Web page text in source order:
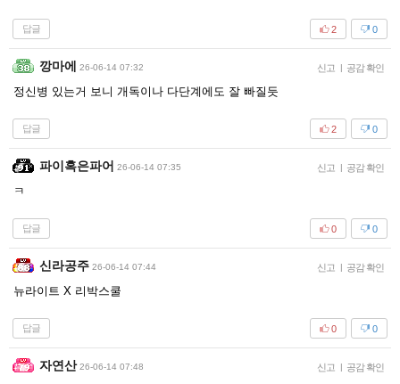
답글 0
2
깡마에 26-06-14 07:32 신고 공감 확인
정신병 있는거 보니 개독이나 다단계에도 잘 빠질듯
답글 0
2
파이혹은파어 26-06-14 07:35 신고 공감 확인
ㅋ
답글 0
0
신라공주 26-06-14 07:44 신고 공감 확인
뉴라이트 X 리박스쿨
답글 0
0
자연산 26-06-14 07:48 신고 공감 확인